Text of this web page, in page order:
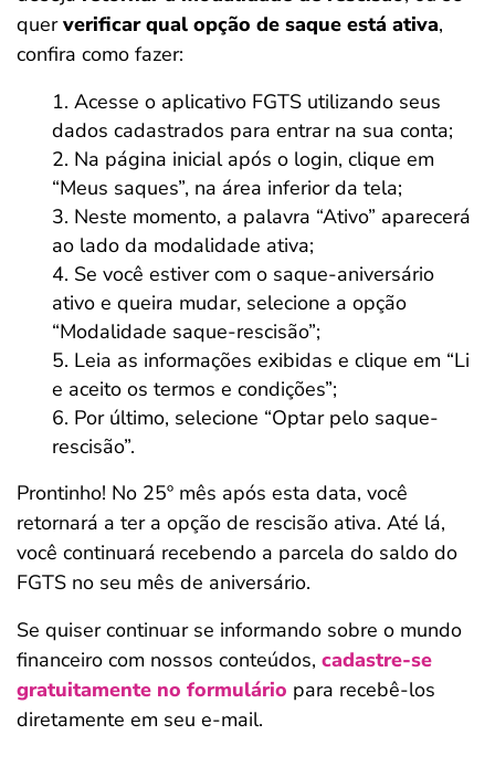
querverificar qual opção de saque está ativa,
confira como fazer:
Acesse o aplicativo FGTS utilizando seus
dados cadastrados para entrar na sua conta;
Na página inicial após o login, clique em
“Meus saques”, na área inferior da tela;
Neste momento, a palavra “Ativo” aparecerá
ao lado da modalidade ativa;
Se você estiver com o saque-aniversário
ativo e queira mudar, selecione a opção
“Modalidade saque-rescisão”;
Leia as informações exibidas e clique em “Li
e aceito os termos e condições”;
Por último, selecione “Optar pelo saque-
rescisão”.
Prontinho! No 25º mês após esta data, você
retornará a ter a opção de rescisão ativa. Até lá,
você continuará recebendo a parcela do saldo do
FGTS no seu mês de aniversário.
Se quiser continuar se informando sobre o mundo
financeiro com nossos conteúdos, cadastre-se
gratuitamente no formulário para recebê-los
diretamente em seu e-mail.